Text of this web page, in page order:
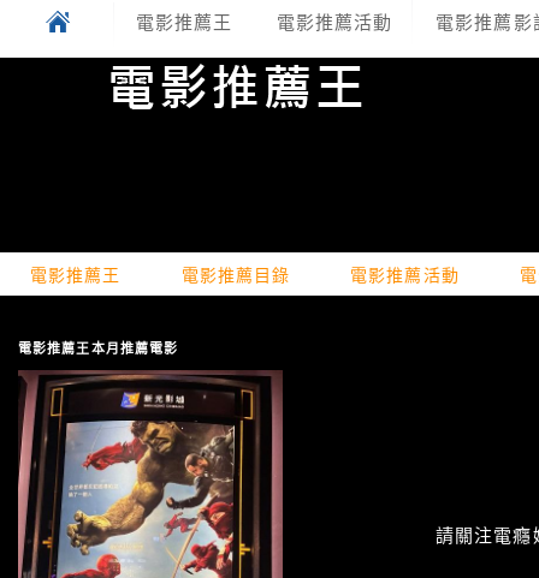
電影推薦王 電影推薦活動 電影推薦影
電影推薦王 電影推薦目錄 電影推薦活動
請關注電
電影推薦王本月推薦電影